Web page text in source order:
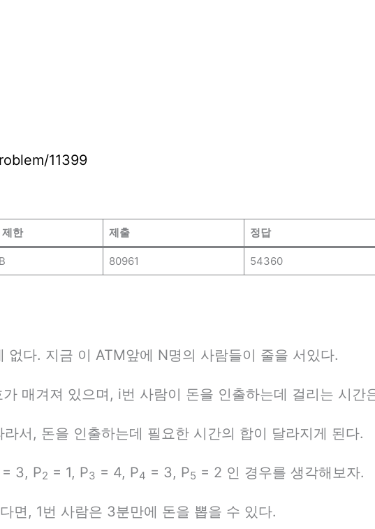
11399
한 제출 정답
80961 54360
없다. 지금 이 ATM앞에 N명의 사람들이 줄을 서있다.
매겨져 있으며, i번 사람이 돈을 인출하는데 걸리는 시간
서, 돈을 인출하는데 필요한 시간의 합이 달라지게 된다.
= 3, P2 = 1, P3 = 4, P4 = 3, P5 = 2 인 경우를 생각해보자.
면, 1번 사람은 3분만에 돈을 뽑을 수 있다.